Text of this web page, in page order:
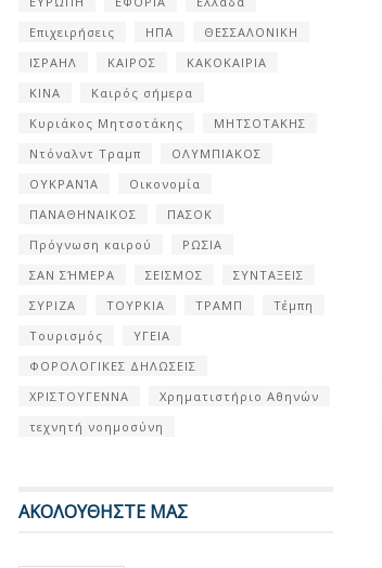
Επιχειρήσεις
ΗΠΑ
ΘΕΣΣΑΛΟΝΙΚΗ
ΙΣΡΑΗΛ
ΚΑΙΡΟΣ
ΚΑΚΟΚΑΙΡΙΑ
ΚΙΝΑ
Καιρός σήμερα
Κυριάκος Μητσοτάκης
ΜΗΤΣΟΤΑΚΗΣ
Ντόναλντ Τραμπ
ΟΛΥΜΠΙΑΚΟΣ
ΟΥΚΡΑΝΊΑ
Οικονομία
ΠΑΝΑΘΗΝΑΙΚΟΣ
ΠΑΣΟΚ
Πρόγνωση καιρού
ΡΩΣΙΑ
ΣΑΝ ΣΉΜΕΡΑ
ΣΕΙΣΜΟΣ
ΣΥΝΤΑΞΕΙΣ
ΣΥΡΙΖΑ
ΤΟΥΡΚΙΑ ΤΡΑΜΠ
Τέμπη
Τουρισμός
ΥΓΕΙΑ
ΦΟΡΟΛΟΓΙΚΕΣ ΔΗΛΩΣΕΙΣ
ΧΡΙΣΤΟΥΓΕΝΝΑ
Χρηματιστήριο Αθηνών
τεχνητή νοημοσύνη
ΑΚΟΛΟΥΘΗΣΤΕ ΜΑΣ